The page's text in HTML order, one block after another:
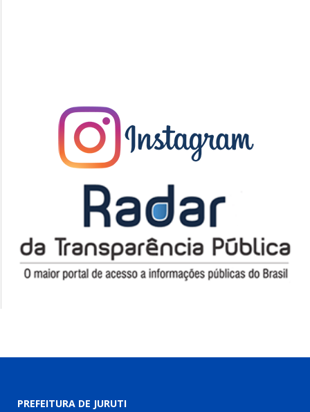
PREFEITURA DE JURUTI